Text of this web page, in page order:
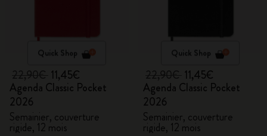
Quick Shop
11,45€
Agenda Classic Pocket
2026
Semainier, couverture
rigide, 12 mois
Quick Shop
11,45€
Agenda Classic Pocket
2026
Semainier, couverture
rigide, 12 mois